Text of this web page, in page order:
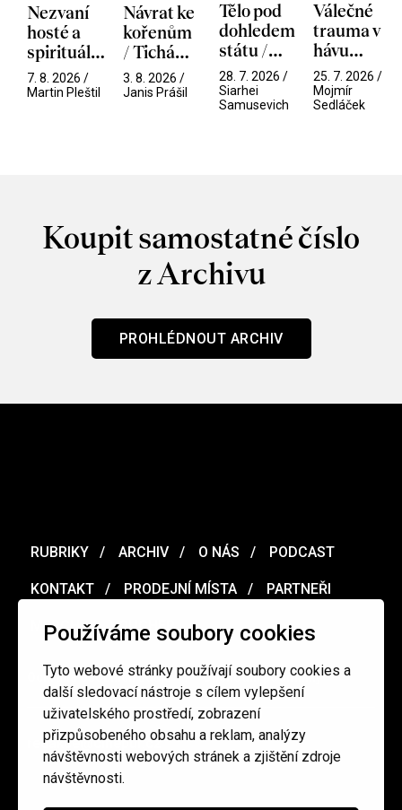
Používáme soubory cookies
Tyto webové stránky používají soubory cookies a
další sledovací nástroje s cílem vylepšení
uživatelského prostředí, zobrazení
přizpůsobeného obsahu a reklam, analýzy
návštěvnosti webových stránek a zjištění zdroje
návštěvnosti.
Nezvaní
hosté a
spirituální
narušitelé
z vesmíru
7. 8. 2026 /
Martin Pleštil
Návrat ke
kořenům
/ Tichá
přítelkyně
3. 8. 2026 /
Janis Prášil
Tělo pod
dohledem
státu /
Pramen
28. 7. 2026 /
Siarhei
Samusevich
Válečné
trauma v
hávu
spektáklu
/ Odyssea
25. 7. 2026 /
Mojmír
Sedláček
Koupit samostatné číslo
z Archivu
PROHLÉDNOUT ARCHIV
RUBRIKY ARCHIV O NÁS PODCAST
KONTAKT PRODEJNÍ MÍSTA PARTNEŘI
MERCH VOUCHER
Ochrana osobních údajů / Obchodní podmínky
redakce@cinepur.cz